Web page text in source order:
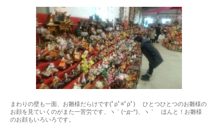
まわりの壁も一面、お雛様だらけです(ﾟρﾟ≡ﾟρﾟ) ひとつひとつのお雛様の
お顔を見ていくのがまた一苦労です、ヽ｀(~д~*)、ヽ｀ ほんと！お雛様
のお顔もいろいろです。